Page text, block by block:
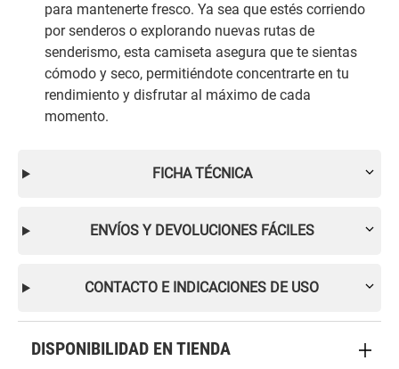
para mantenerte fresco. Ya sea que estés corriendo
por senderos o explorando nuevas rutas de
senderismo, esta camiseta asegura que te sientas
cómodo y seco, permitiéndote concentrarte en tu
rendimiento y disfrutar al máximo de cada
momento.
FICHA TÉCNICA
ENVÍOS Y DEVOLUCIONES FÁCILES
CONTACTO E INDICACIONES DE USO
DISPONIBILIDAD EN TIENDA